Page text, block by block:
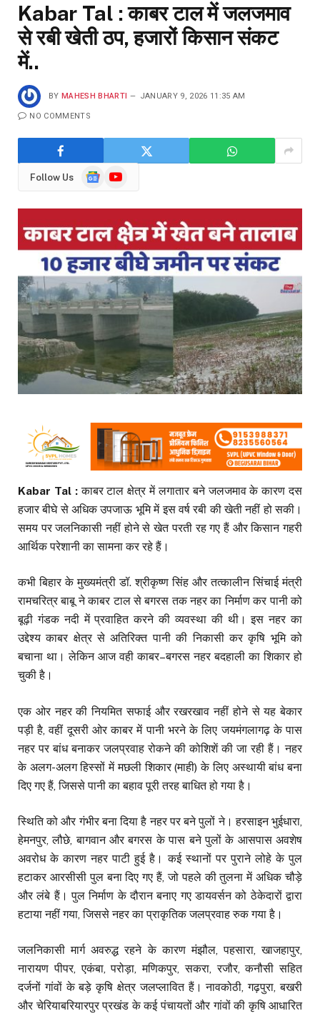
Kabar Tal : काबर टाल में जलजमाव
से रबी खेती ठप, हजारों किसान संकट
में..
BY MAHESH BHARTI JANUARY 9, 2026 11:35 AM
NO COMMENTS
Follow Us
GoogleYouTube
Kabar Tal :काबर टाल क्षेत्र में लगातार बने जलजमाव के कारण दस
हजार बीघे से अधिक उपजाऊ भूमि में इस वर्ष रबी की खेती नहीं हो सकी।
समय पर जलनिकासी नहीं होने से खेत परती रह गए हैं और किसान गहरी
आर्थिक परेशानी का सामना कर रहे हैं।
कभी बिहार के मुख्यमंत्री डॉ. श्रीकृष्ण सिंह और तत्कालीन सिंचाई मंत्री
रामचरित्र बाबू ने काबर टाल से बगरस तक नहर का निर्माण कर पानी को
बूढ़ी गंडक नदी में प्रवाहित करने की व्यवस्था की थी। इस नहर का
उद्देश्य काबर क्षेत्र से अतिरिक्त पानी की निकासी कर कृषि भूमि को
बचाना था। लेकिन आज वही काबर–बगरस नहर बदहाली का शिकार हो
चुकी है।
एक ओर नहर की नियमित सफाई और रखरखाव नहीं होने से यह बेकार
पड़ी है, वहीं दूसरी ओर काबर में पानी भरने के लिए जयमंगलागढ़ के पास
नहर पर बांध बनाकर जलप्रवाह रोकने की कोशिशें की जा रही हैं। नहर
के अलग-अलग हिस्सों में मछली शिकार (माही) के लिए अस्थायी बांध बना
दिए गए हैं, जिससे पानी का बहाव पूरी तरह बाधित हो गया है।
स्थिति को और गंभीर बना दिया है नहर पर बने पुलों ने। हरसाइन भुईधारा,
हेमनपुर, लौछे, बागवान और बगरस के पास बने पुलों के आसपास अवशेष
अवरोध के कारण नहर पाटी हुई है। कई स्थानों पर पुराने लोहे के पुल
हटाकर आरसीसी पुल बना दिए गए हैं, जो पहले की तुलना में अधिक चौड़े
और लंबे हैं। पुल निर्माण के दौरान बनाए गए डायवर्सन को ठेकेदारों द्वारा
हटाया नहीं गया, जिससे नहर का प्राकृतिक जलप्रवाह रुक गया है।
जलनिकासी मार्ग अवरुद्ध रहने के कारण मंझौल, पहसारा, खाजहापुर,
नारायण पीपर, एकंबा, परोड़ा, मणिकपुर, सकरा, रजौर, कनौसी सहित
दर्जनों गांवों के बड़े कृषि क्षेत्र जलप्लावित हैं। नावकोठी, गढ़पुरा, बखरी
और चेरियाबरियारपुर प्रखंड के कई पंचायतों और गांवों की कृषि आधारित